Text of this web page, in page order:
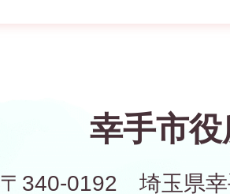
幸手市役
〒340-0192 埼玉県幸